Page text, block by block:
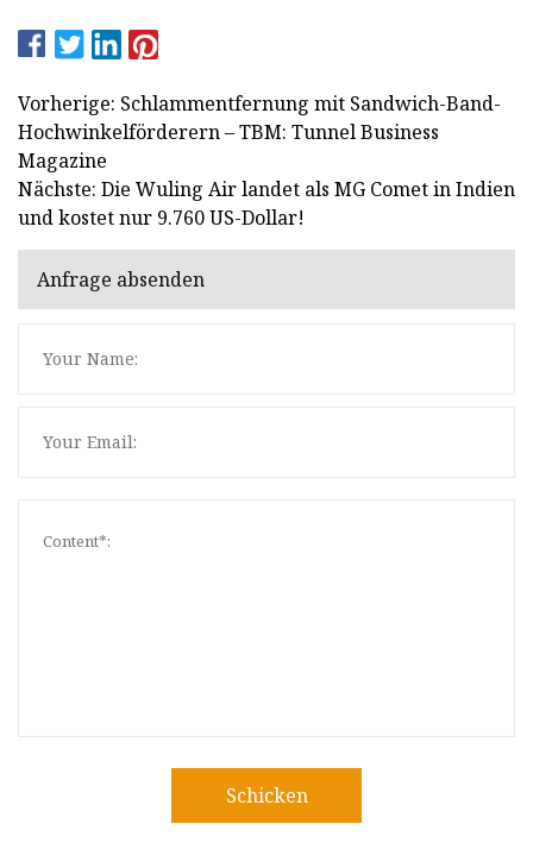
Vorherige: Schlammentfernung mit Sandwich-Band-
Hochwinkelförderern – TBM: Tunnel Business
Magazine
Nächste: Die Wuling Air landet als MG Comet in Indien
und kostet nur 9.760 US-Dollar!
Anfrage absenden
Schicken